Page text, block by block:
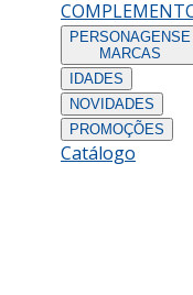
PERSONAGENS E
MARCAS
IDADES
NOVIDADES
PROMOÇÕES
Catálogo